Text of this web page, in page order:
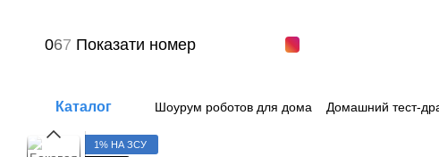
067 Показати номер
Каталог Шоурум роботов для дома Домашний тест-
1% НА ЗСУ